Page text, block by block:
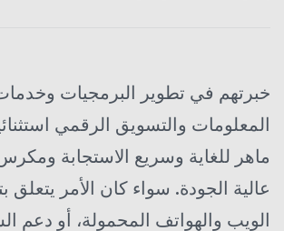
خبرتهم في تطوير البرمجيات وخدمات
المعلومات والتسويق الرقمي
ماهر للغاية وسريع الاستجابة
عالية الجودة. سواء كان الأمر يتعلق
الويب والهواتف المحمولة، أو دعم